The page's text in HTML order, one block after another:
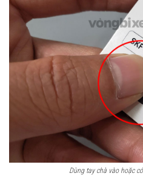
Dùng tay chà vào hoặc